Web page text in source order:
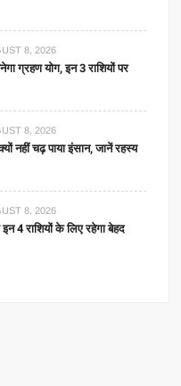
8, 2026
ग्रहण योग, इन 3 राशियों पर
8, 2026
नहीं चढ़ पाया इंसान, जानें रहस्य
8, 2026
4 राशियों के लिए रहेगा बेहद